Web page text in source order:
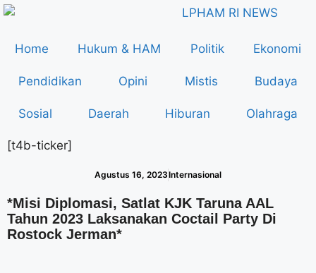
Home Hukum & HAM Politik Ekonomi
Pendidikan Opini Mistis Budaya
Sosial Daerah Hiburan Olahraga
[t4b-ticker]
Agustus 16, 2023Internasional
*Misi Diplomasi, Satlat KJK Taruna AAL
Tahun 2023 Laksanakan Coctail Party Di
Rostock Jerman*